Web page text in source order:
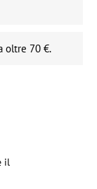
oltre 70 €.
il